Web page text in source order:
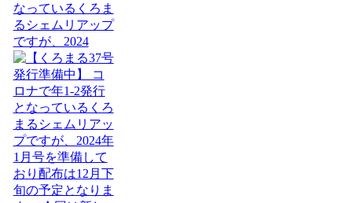
なっているくろま
るシェムリアップ
ですが、2024